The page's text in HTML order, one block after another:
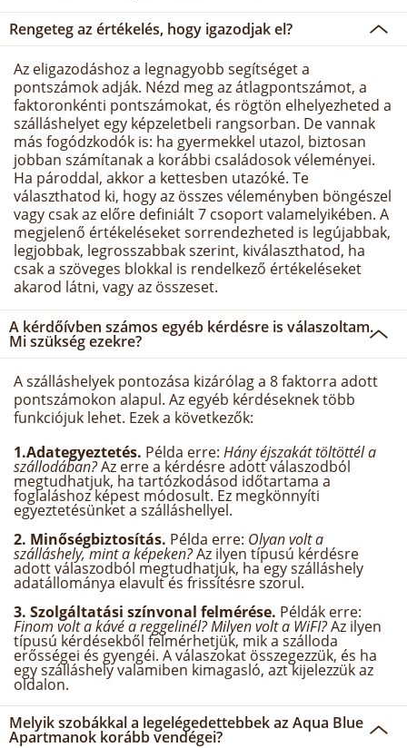
Rengeteg az értékelés, hogy igazodjak el?
Az eligazodáshoz a legnagyobb segítséget a
pontszámok adják. Nézd meg az átlagpontszámot, a
faktoronkénti pontszámokat, és rögtön elhelyezheted a
szálláshelyet egy képzeletbeli rangsorban. De vannak
más fogódzkodók is: ha gyermekkel utazol, biztosan
jobban számítanak a korábbi családosok véleményei.
Ha pároddal, akkor a kettesben utazóké. Te
választhatod ki, hogy az összes véleményben böngészel
vagy csak az előre definiált 7 csoport valamelyikében. A
megjelenő értékeléseket sorrendezheted is legújabbak,
legjobbak, legrosszabbak szerint, kiválaszthatod, ha
csak a szöveges blokkal is rendelkező értékeléseket
akarod látni, vagy az összeset.
A kérdőívben számos egyéb kérdésre is válaszoltam.
Mi szükség ezekre?
A szálláshelyek pontozása kizárólag a 8 faktorra adott
pontszámokon alapul. Az egyéb kérdéseknek több
funkciójuk lehet. Ezek a következők:
1.Adategyeztetés. Példa erre: Hány éjszakát töltöttél a
szállodában?Az erre a kérdésre adott válaszodból
megtudhatjuk, ha tartózkodásod időtartama a
foglaláshoz képest módosult. Ez megkönnyíti
egyeztetésünket a szálláshellyel.
2. Minőségbiztosítás. Példa erre: Olyan volt a
szálláshely, mint a képeken?Az ilyen típusú kérdésre
adott válaszodból megtudhatjuk, ha egy szálláshely
adatállománya elavult és frissítésre szorul.
3. Szolgáltatási színvonal felmérése. Példák erre:
Finom volt a kávé a reggelinél? Milyen volt a WiFI?Az ilyen
típusú kérdésekből felmérhetjük, mik a szálloda
erősségei és gyengéi. A válaszokat összegezzük, és ha
egy szálláshely valamiben kimagasló, azt kijelezzük az
oldalon.
Melyik szobákkal a legelégedettebbek az Aqua Blue
Apartmanok korább vendégei?